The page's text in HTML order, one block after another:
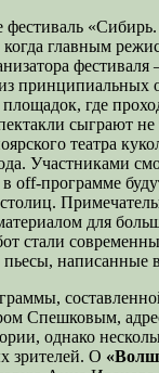
главным
принципиальных
площадок, где
сыграют не
театра
Участниками
в off-программе
для
стали
пьесы, написанные
Спешковым,
однако
зрителей. О